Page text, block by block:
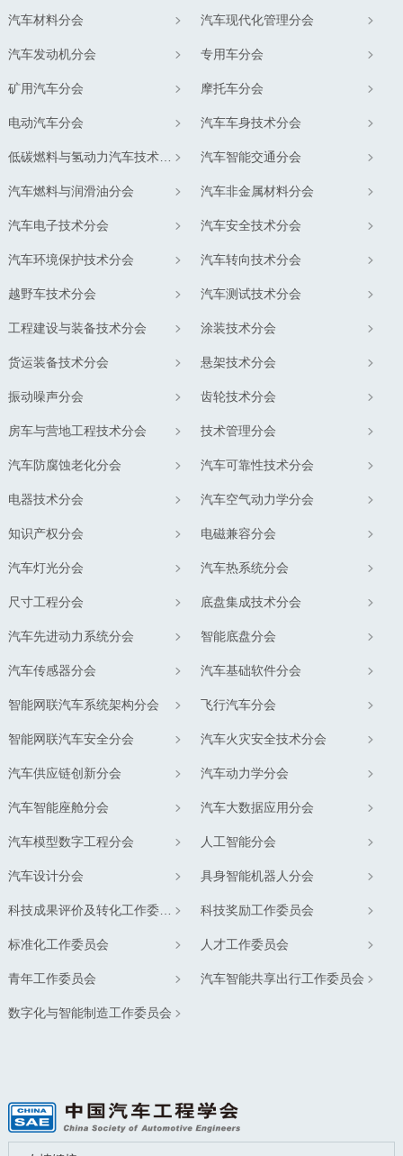
汽车材料分会 汽车现代化管理分会
汽车发动机分会 专用车分会
矿用汽车分会 摩托车分会
电动汽车分会 汽车车身技术分会
低碳燃料与氢动力汽车技术分会 汽车智能交通分会
汽车燃料与润滑油分会 汽车非金属材料分会
汽车电子技术分会 汽车安全技术分会
汽车环境保护技术分会 汽车转向技术分会
越野车技术分会 汽车测试技术分会
工程建设与装备技术分会 涂装技术分会
货运装备技术分会 悬架技术分会
振动噪声分会 齿轮技术分会
房车与营地工程技术分会 技术管理分会
汽车防腐蚀老化分会 汽车可靠性技术分会
电器技术分会 汽车空气动力学分会
知识产权分会 电磁兼容分会
汽车灯光分会 汽车热系统分会
尺寸工程分会 底盘集成技术分会
汽车先进动力系统分会 智能底盘分会
汽车传感器分会 汽车基础软件分会
智能网联汽车系统架构分会 飞行汽车分会
智能网联汽车安全分会 汽车火灾安全技术分会
汽车供应链创新分会 汽车动力学分会
汽车智能座舱分会 汽车大数据应用分会
汽车模型数字工程分会 人工智能分会
汽车设计分会 具身智能机器人分会
科技成果评价及转化工作委员会 科技奖励工作委员会
标准化工作委员会 人才工作委员会
青年工作委员会 汽车智能共享出行工作委员会
数字化与智能制造工作委员会